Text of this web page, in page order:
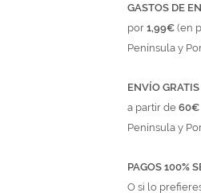
GASTOS DE
por1,99€(en
Península y
ENVÍO GRATIS
a partir de60€
Península y
PAGOS 100%
O si lo